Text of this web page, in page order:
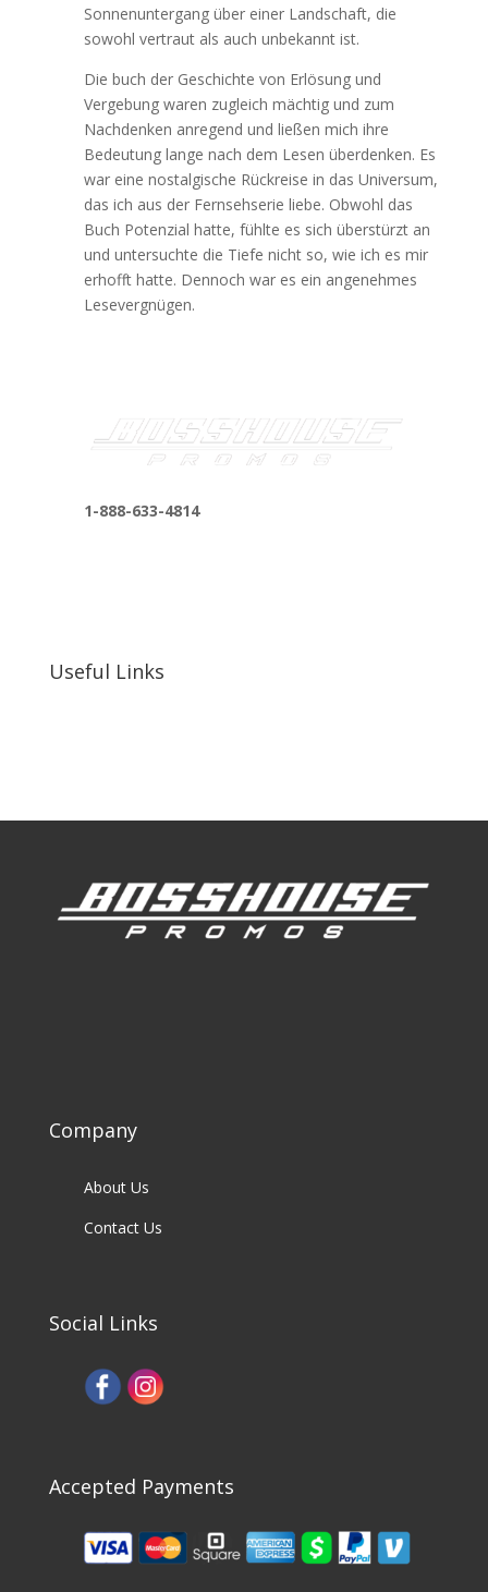
Sonnenuntergang über einer Landschaft, die
sowohl vertraut als auch unbekannt ist.
Die buch der Geschichte von Erlösung und
Vergebung waren zugleich mächtig und zum
Nachdenken anregend und ließen mich ihre
Bedeutung lange nach dem Lesen überdenken. Es
war eine nostalgische Rückreise in das Universum,
das ich aus der Fernsehserie liebe. Obwohl das
Buch Potenzial hatte, fühlte es sich überstürzt an
und untersuchte die Tiefe nicht so, wie ich es mir
erhofft hatte. Dennoch war es ein angenehmes
Lesevergnügen.
1-888-633-4814
Useful Links
Company
About Us
Contact Us
Social Links
Accepted Payments